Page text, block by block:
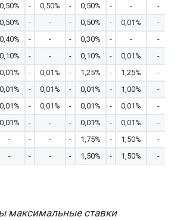
0,50% - 0,50% - 0,50% - -
-
0,50% - - - 0,50% - 0,01%
-
0,40% - - - 0,30% - -
-
0,10% - - - 0,10% - 0,01%
-
0,01% - 0,01% - 1,25% - 1,25%
-
0,01% - 0,01% - 0,01% - 1,00%
-
0,01% - 0,01% - 0,01% - 0,01%
-
0,01% - - - 0,01% - 0,01%
-
- - - - 1,75% - 1,50%
-
- - - - 1,50% - 1,50% -
максимальные ставки